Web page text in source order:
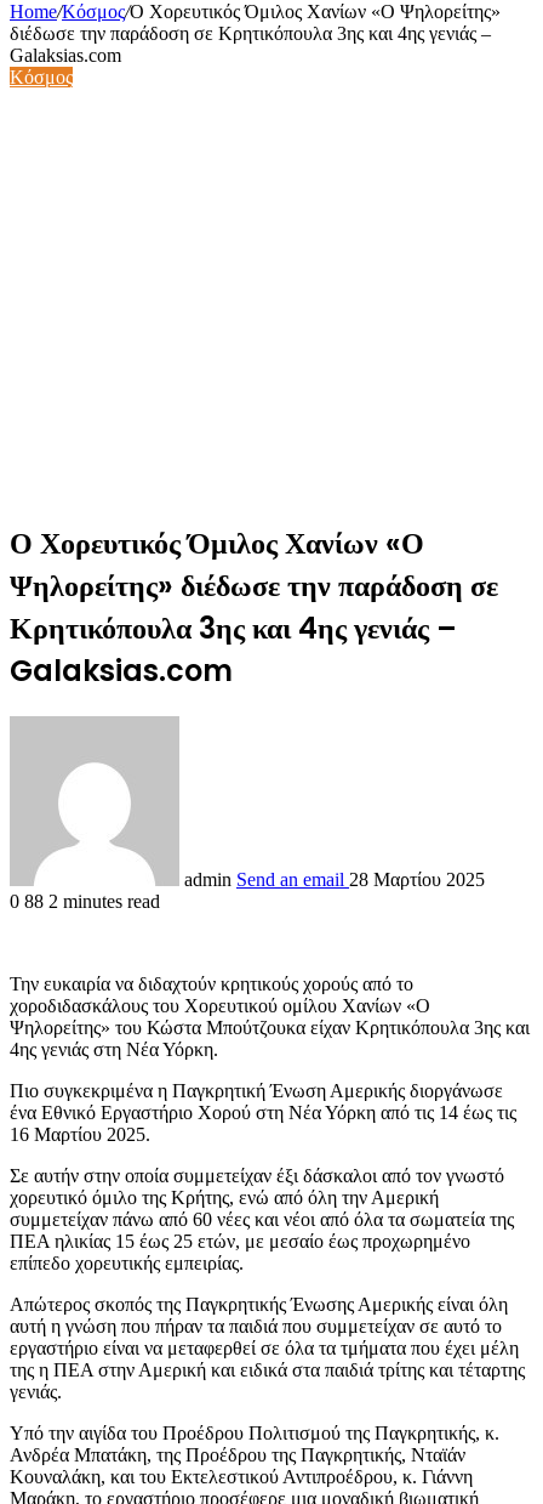
Home/Κόσμος/Ο Χορευτικός Όμιλος Χανίων «Ο Ψηλορείτης»
διέδωσε την παράδοση σε Κρητικόπουλα 3ης και 4ης γενιάς –
Galaksias.com
Κόσμος
Ο Χορευτικός Όμιλος Χανίων «Ο
Ψηλορείτης» διέδωσε την παράδοση σε
Κρητικόπουλα 3ης και 4ης γενιάς –
Galaksias.com
admin Send an email 28 Μαρτίου 2025
0 88 2 minutes read
Την ευκαιρία να διδαχτούν κρητικούς χορούς από το
χοροδιδασκάλους του Χορευτικού ομίλου Χανίων «Ο
Ψηλορείτης» του Κώστα Μπούτζουκα είχαν Κρητικόπουλα 3ης και
4ης γενιάς στη Νέα Υόρκη.
Πιο συγκεκριμένα η Παγκρητική Ένωση Αμερικής διοργάνωσε
ένα Εθνικό Εργαστήριο Χορού στη Νέα Υόρκη από τις 14 έως τις
16 Μαρτίου 2025.
Σε αυτήν στην οποία συμμετείχαν έξι δάσκαλοι από τον γνωστό
χορευτικό όμιλο της Κρήτης, ενώ από όλη την Αμερική
συμμετείχαν πάνω από 60 νέες και νέοι από όλα τα σωματεία της
ΠΕΑ ηλικίας 15 έως 25 ετών, με μεσαίο έως προχωρημένο
επίπεδο χορευτικής εμπειρίας.
Απώτερος σκοπός της Παγκρητικής Ένωσης Αμερικής είναι όλη
αυτή η γνώση που πήραν τα παιδιά που συμμετείχαν σε αυτό το
εργαστήριο είναι να μεταφερθεί σε όλα τα τμήματα που έχει μέλη
της η ΠΕΑ στην Αμερική και ειδικά στα παιδιά τρίτης και τέταρτης
γενιάς.
Υπό την αιγίδα του Προέδρου Πολιτισμού της Παγκρητικής, κ.
Ανδρέα Μπατάκη, της Προέδρου της Παγκρητικής, Νταϊάν
Κουναλάκη, και του Εκτελεστικού Αντιπροέδρου, κ. Γιάννη
Μαράκη, το εργαστήριο προσέφερε μια μοναδική βιωματική